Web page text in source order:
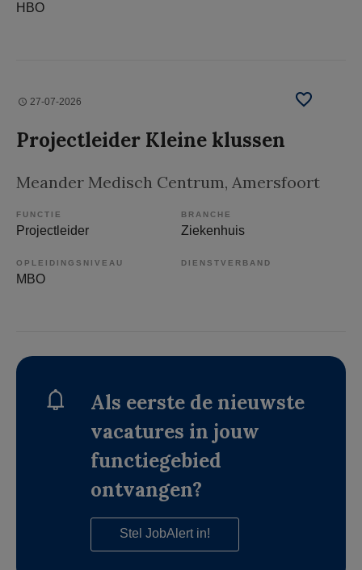
HBO
27-07-2026
Projectleider Kleine klussen
Meander Medisch Centrum, Amersfoort
FUNCTIE
Projectleider
BRANCHE
Ziekenhuis
OPLEIDINGSNIVEAU
MBO
DIENSTVERBAND
Als eerste de nieuwste
vacatures in jouw
functiegebied
ontvangen?
Stel JobAlert in!